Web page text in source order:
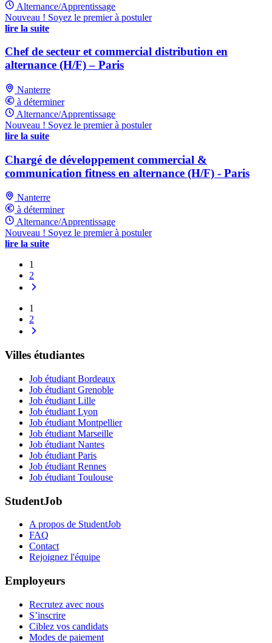
Alternance/Apprentissage
Nouveau ! Soyez le premier à postuler
lire la suite
Chef de secteur et commercial distribution en
alternance (H/F) – Paris
Nanterre
à déterminer
Alternance/Apprentissage
Nouveau ! Soyez le premier à postuler
lire la suite
Chargé de développement commercial &
communication fitness en alternance (H/F) - Paris
Nanterre
à déterminer
Alternance/Apprentissage
Nouveau ! Soyez le premier à postuler
lire la suite
1
2
1
2
Villes étudiantes
Job étudiant Bordeaux
Job étudiant Grenoble
Job étudiant Lille
Job étudiant Lyon
Job étudiant Montpellier
Job étudiant Marseille
Job étudiant Nantes
Job étudiant Paris
Job étudiant Rennes
Job étudiant Toulouse
StudentJob
A propos de StudentJob
FAQ
Contact
Rejoignez l'équipe
Employeurs
Recrutez avec nous
S’inscrire
Ciblez vos candidats
Modes de paiement